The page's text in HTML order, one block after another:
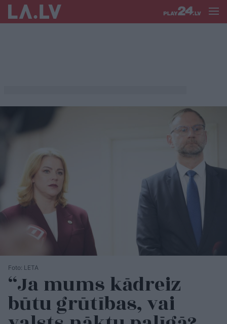
Foto: LETA
“Ja mums kādreiz
būtu grūtības, vai